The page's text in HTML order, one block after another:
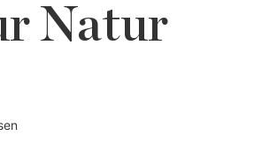
Natur